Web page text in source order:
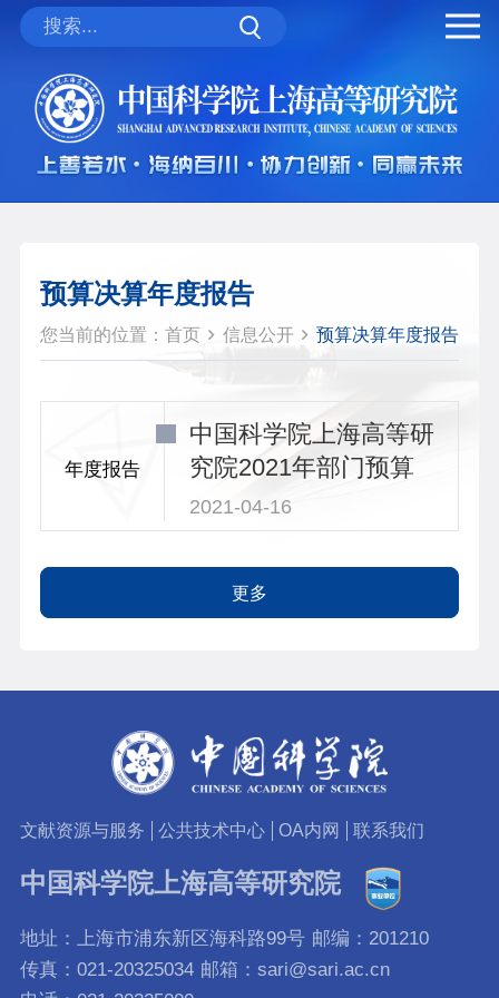
预算决算年度报告
您当前的位置： 首页 信息公开 预算决算年度报告
年度报告
中国科学院上海高等研
究院2021年部门预算
2021-04-16
更多
文献资源与服务 公共技术中心 OA内网 联系我们
中国科学院上海高等研究院
地址：上海市浦东新区海科路99号 邮编：201210
传真：021-20325034 邮箱：sari@sari.ac.cn